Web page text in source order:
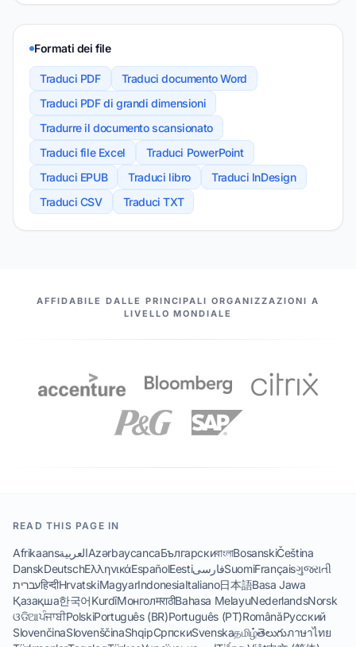
Formati dei file
Traduci PDF
Traduci documento Word
Traduci PDF di grandi dimensioni
Tradurre il documento scansionato
Traduci file Excel
Traduci PowerPoint
Traduci EPUB
Traduci libro
Traduci InDesign
Traduci CSV
Traduci TXT
I NOSTRI PARTNER
AFFIDABILE DALLE PRINCIPALI ORGANIZZAZIONI A
LIVELLO MONDIALE
READ THIS PAGE IN
AfrikaansالعربيةAzərbaycancaБългарскиবাংলাBosanskiČeština
DanskDeutschΕλληνικάEspañolEestiفارسیSuomiFrançaisગુજરાતી
עבריתहिन्दीHrvatskiMagyarIndonesiaItaliano日本語Basa Jawa
Қазақша한국어KurdîМонголमराठीBahasa MelayuNederlandsNorsk
ଓଡିଆਪੰਜਾਬੀPolskiPortuguês (BR)Português (PT)RomânăРусский
SlovenčinaSlovenščinaShqipСрпскиSvenskaதமிழ்తెలుగుภาษาไทย